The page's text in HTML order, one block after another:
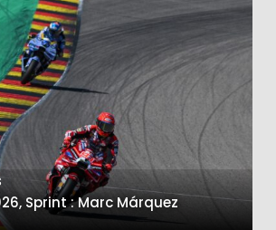
Sprint : Marc Márquez